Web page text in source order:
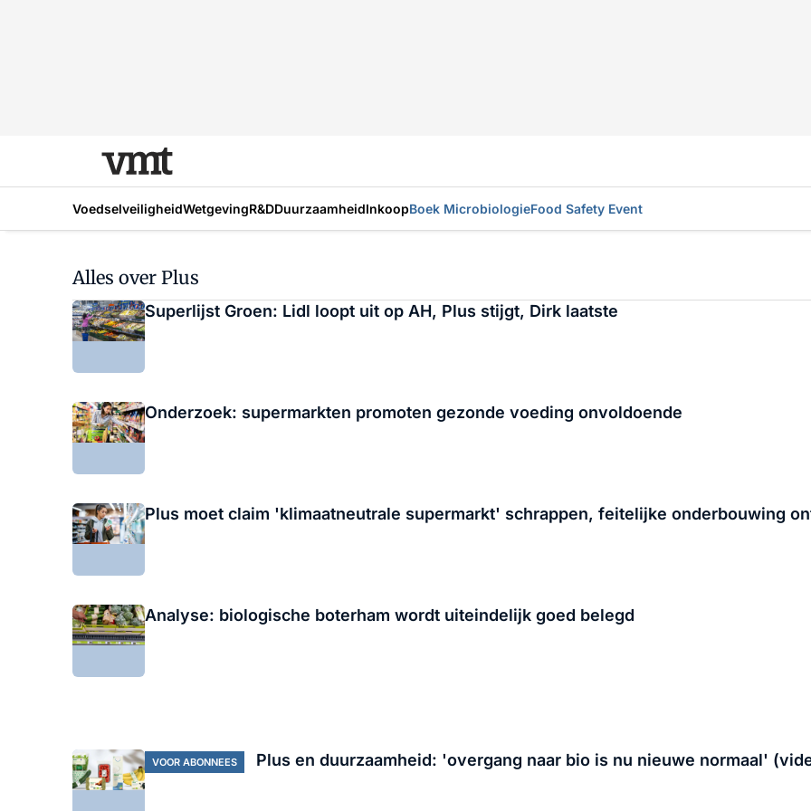
VoedselveiligheidWetgevingR&DDuurzaamheidInkoopBoek MicrobiologieFood Safety Event
Alles over Plus
Superlijst Groen: Lidl loopt uit op AH, Plus stijgt, Dirk laatste
Onderzoek: supermarkten promoten gezonde voeding onvoldoende
Plus moet claim 'klimaatneutrale supermarkt' schrappen, feitelijke onderbouwing
Analyse: biologische boterham wordt uiteindelijk goed belegd
VOOR ABONNEES Plus en duurzaamheid: 'overgang naar bio is nu nieuwe normaal'